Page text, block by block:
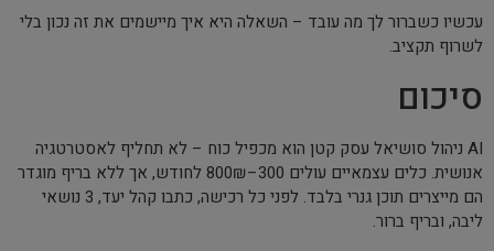
עכשיו כשברור לך מה עובד – השאלה היא איך מיישמים את זה נכון בלי
לשרוף תקציב.
סיכום
AI ניהול סושיאל עסק קטן הוא מכפיל כוח – לא תחליף לאסטרטגיה
אנושית. כלים עצמאיים עולים 300–800₪ לחודש, אך ללא בריף מוגדר
הם מייצרים תוכן גנרי בלבד. לפני כל רכישה, כתבו קהל יעד, 3 נושאי
ליבה, ובריף ברור.